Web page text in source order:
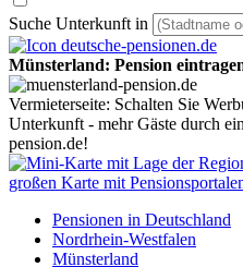
Suche Unterkunft in
Münsterland: Pension
Vermieterseite: Schalten Sie
Unterkunft - mehr Gäste durch
pension.de!
Pensionen in Deutschland
Nordrhein-Westfalen
Münsterland